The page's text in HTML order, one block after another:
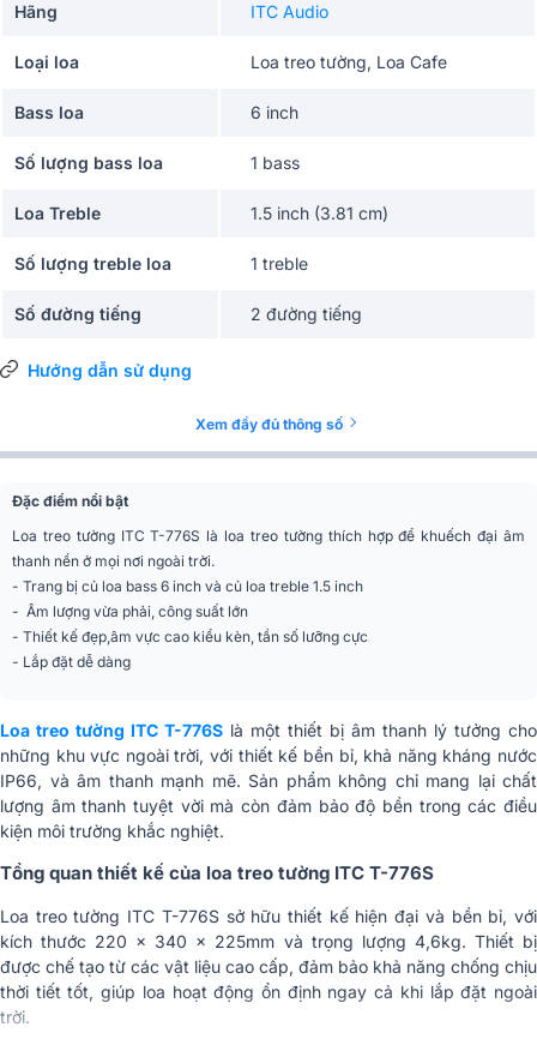
Hãng ITC Audio
Loại loa Loa treo tường, Loa Cafe
Bass loa 6 inch
Số lượng bass loa 1 bass
Loa Treble 1.5 inch (3.81 cm)
Số lượng treble loa 1 treble
Số đường tiếng 2 đường tiếng
Ứng dụng mở rộng
Đen, Trắng
Phân khúc Giá rẻ
Công suất định mức
(100V)
60W
Công suất định mức
(70V)
Độ nhạy
Đáp ứng tần số 60-20kHz
Kháng nước IP66
Kích thước(RxCxS) 220x340×225mm
Trọng lượng 4,6kg
Nhập khẩu & Phân
phối
CÔNG TY TNHH CK AUDIO
Hướng dẫn sử dụng
Xem đầy đủ thông số
Đặc điểm nổi bật
Loa treo tường ITC T-776S là loa treo tường thích hợp để khuếch đại âm
thanh nền ở mọi nơi ngoài trời.
- Trang bị củ loa bass 6 inch và củ loa treble 1.5 inch
- Âm lượng vừa phải, công suất lớn
- Thiết kế đẹp,âm vực cao kiểu kèn, tần số lưỡng cực
- Lắp đặt dễ dàng
Loa treo tường ITC T-776S là một thiết bị âm thanh lý tưởng cho
những khu vực ngoài trời, với thiết kế bền bỉ, khả năng kháng nước
IP66, và âm thanh mạnh mẽ. Sản phẩm không chỉ mang lại chất
lượng âm thanh tuyệt vời mà còn đảm bảo độ bền trong các điều
kiện môi trường khắc nghiệt.
Tổng quan thiết kế của loa treo tường ITC T-776S
Loa treo tường ITC T-776S sở hữu thiết kế hiện đại và bền bỉ, với
kích thước 220 x 340 × 225mm và trọng lượng 4,6kg. Thiết bị
được chế tạo từ các vật liệu cao cấp, đảm bảo khả năng chống chịu
thời tiết tốt, giúp loa hoạt động ổn định ngay cả khi lắp đặt ngoài
trời.